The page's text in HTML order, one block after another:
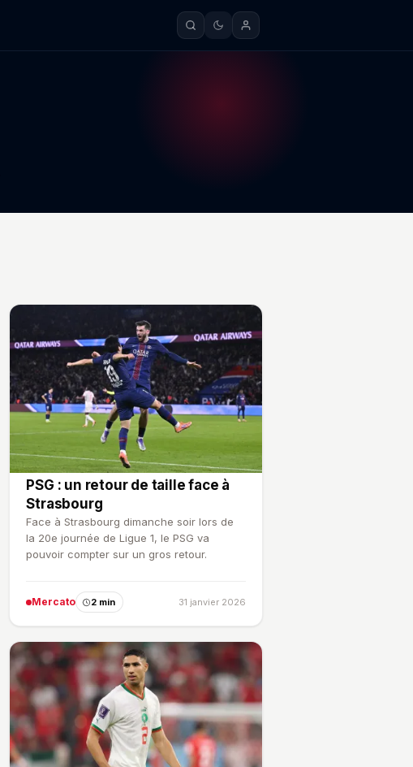
PSG : un retour de taille face à
Strasbourg
Face à Strasbourg dimanche soir lors de
la 20e journée de Ligue 1, le PSG va
pouvoir compter sur un gros retour.
Mercato 2 min 31 janvier 2026